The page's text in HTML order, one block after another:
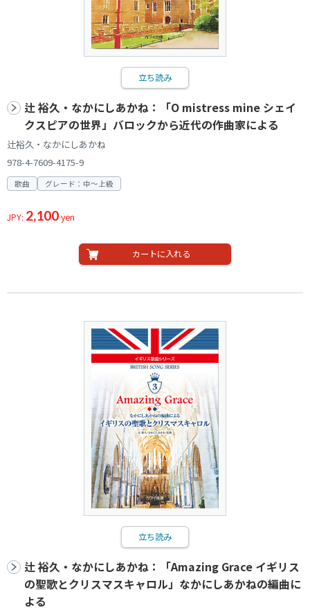
立ち読み
辻 裕久・なかにしあかね：「O mistress mine シェイ
クスピアの世界」バロックから近代の作曲家による
辻裕久・なかにしあかね
978-4-7609-4175-9
歌曲 グレード：中～上級
JPY: 2,100yen
カートに入れる
立ち読み
辻 裕久・なかにしあかね：「Amazing Grace イギリス
の聖歌とクリスマスキャロル」なかにしあかねの編曲に
よる